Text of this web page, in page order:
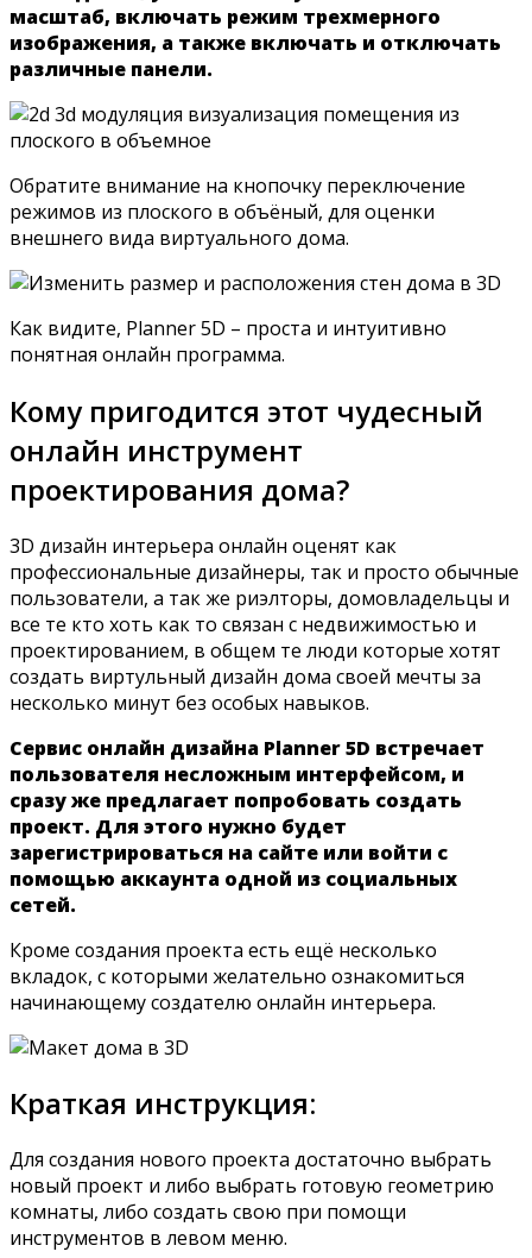
масштаб, включать режим трехмерного
изображения, а также включать и отключать
различные панели.
Обратите внимание на кнопочку переключение
режимов из плоского в объёный, для оценки
внешнего вида виртуального дома.
Как видите, Planner 5D – проста и интуитивно
понятная онлайн программа.
Кому пригодится этот чудесный
онлайн инструмент
проектирования дома?
3D дизайн интерьера онлайн оценят как
профессиональные дизайнеры, так и просто обычные
пользователи, а так же риэлторы, домовладельцы и
все те кто хоть как то связан с недвижимостью и
проектированием, в общем те люди которые хотят
создать виртульный дизайн дома своей мечты за
несколько минут без особых навыков.
Сервис онлайн дизайна Planner 5D встречает
пользователя несложным интерфейсом, и
сразу же предлагает попробовать создать
проект. Для этого нужно будет
зарегистрироваться на сайте или войти с
помощью аккаунта одной из социальных
сетей.
Кроме создания проекта есть ещё несколько
вкладок, с которыми желательно ознакомиться
начинающему создателю онлайн интерьера.
Краткая инструкция:
Для создания нового проекта достаточно выбрать
новый проект и либо выбрать готовую геометрию
комнаты, либо создать свою при помощи
инструментов в левом меню.